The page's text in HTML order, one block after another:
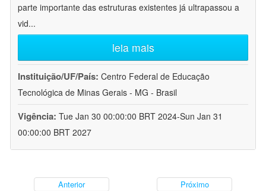
parte importante das estruturas existentes já ultrapassou a
vid...
leia mais
Instituição/UF/País: Centro Federal de Educação
Tecnológica de Minas Gerais - MG - Brasil
Vigência: Tue Jan 30 00:00:00 BRT 2024-Sun Jan 31
00:00:00 BRT 2027
Anterior Próximo